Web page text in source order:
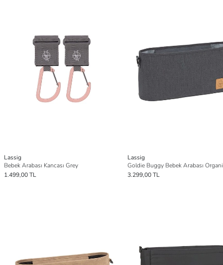
Lassig
Bebek Arabası Kancası Grey
1.499,00 TL
Lassig
3.299,00 TL